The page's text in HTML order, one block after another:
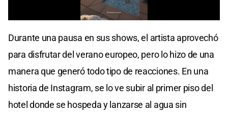
Durante una pausa en sus shows, el artista aprovechó
para disfrutar del verano europeo, pero lo hizo de una
manera que generó todo tipo de reacciones. En una
historia de Instagram, se lo ve subir al primer piso del
hotel donde se hospeda y lanzarse al agua sin